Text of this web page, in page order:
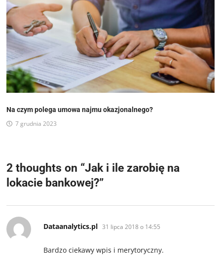
Na czym polega umowa najmu okazjonalnego?
7 grudnia 2023
2 thoughts on “Jak i ile zarobię na
lokacie bankowej?”
Dataanalytics.pl pisze:
31 lipca 2018 o 14:55
Bardzo ciekawy wpis i merytoryczny.